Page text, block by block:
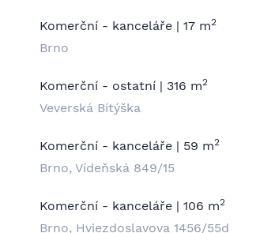
Komerční - kanceláře | 17 m2
Brno
Komerční - ostatní | 316 m2
Veverská Bítýška
Komerční - kanceláře | 59 m2
Brno, Vídeňská 849/15
Komerční - kanceláře | 106 m2
Brno, Hviezdoslavova 1456/55d